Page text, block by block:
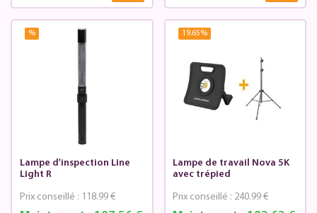
%
Lampe d'inspection Line
Light R
Prix conseillé : 118.99 €
19.65%
Lampe de travail Nova 5K
avec trépied
Prix conseillé : 240.99 €